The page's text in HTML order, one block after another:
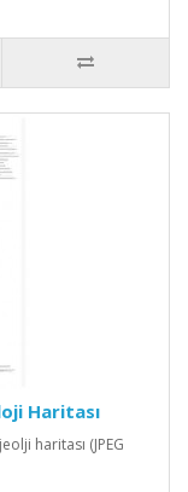
Haritası
haritası (JPEG